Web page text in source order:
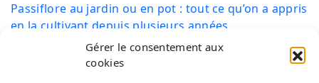
Gérer le consentement aux
cookies
Passiflore au jardin ou en pot : tout ce qu’on a appris
en la cultivant depuis plusieurs années